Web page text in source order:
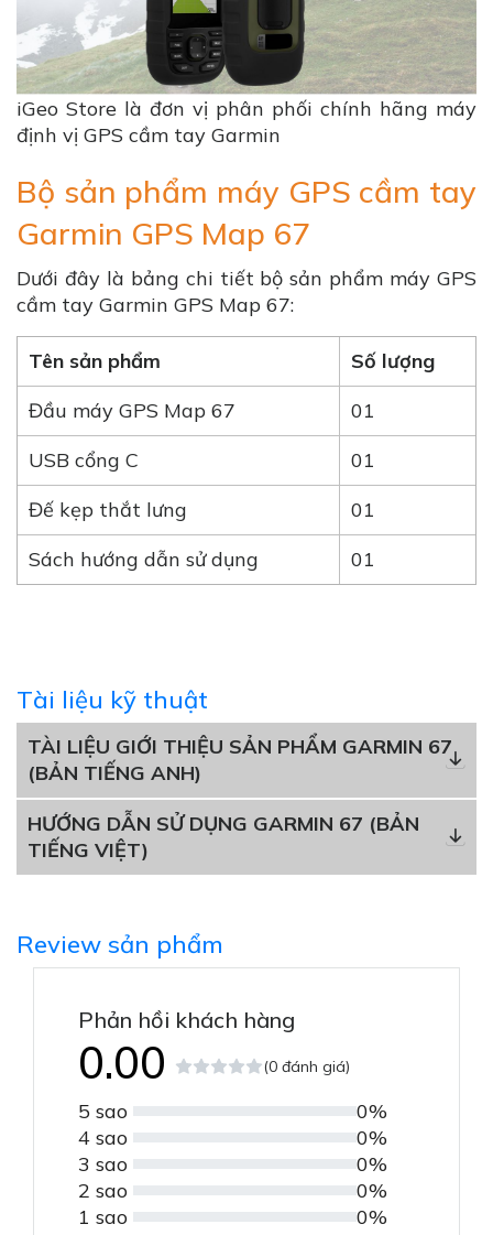
iGeo Store là đơn vị phân phối chính hãng máy
định vị GPS cầm tay Garmin
Bộ sản phẩm máy GPS cầm tay
Garmin GPS Map 67
Dưới đây là bảng chi tiết bộ sản phẩm máy GPS
cầm tay Garmin GPS Map 67:
Tên sản phẩm
Số lượng
Đầu máy GPS Map 67
01
USB cổng C
01
Đế kẹp thắt lưng
01
Sách hướng dẫn sử dụng
01
Tài liệu kỹ thuật
TÀI LIỆU GIỚI THIỆU SẢN PHẨM GARMIN 67
(BẢN TIẾNG ANH)
HƯỚNG DẪN SỬ DỤNG GARMIN 67 (BẢN
TIẾNG VIỆT)
Review sản phẩm
Phản hồi khách hàng
0.00 (0 đánh giá)
5 sao
0%
4 sao
0%
3 sao
0%
2 sao
0%
1 sao
0%